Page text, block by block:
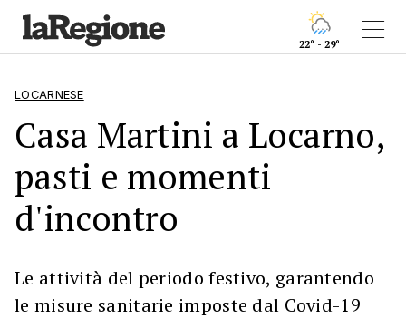
22° - 29°
LOCARNESE
Casa Martini a Locarno,
pasti e momenti
d'incontro
Le attività del periodo festivo, garantendo
le misure sanitarie imposte dal Covid-19